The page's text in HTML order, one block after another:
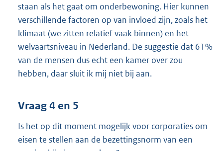
staan als het gaat om onderbewoning. Hier kunnen
verschillende factoren op van invloed zijn, zoals het
klimaat (we zitten relatief vaak binnen) en het
welvaartsniveau in Nederland. De suggestie dat 61%
van de mensen dus echt een kamer over zou
hebben, daar sluit ik mij niet bij aan.
Vraag 4 en 5
Is het op dit moment mogelijk voor corporaties om
eisen te stellen aan de bezettingsnorm van een